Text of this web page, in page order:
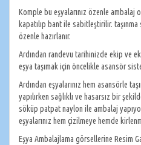
Komple bu eşyalarınız özenle ambalaj
kapatılıp bant ile sabitleştirilir.
özenle hazırlanır.
Ardından randevu tarihinizde ekip ve
eşya taşımak için öncelikle asansör
Ardından eşyalarınız hem asansörle
yapılırken sağlıklı ve hasarsız bir
söküp patpat naylon ile ambalaj
eşyalarınız hem çizilmeye hemde
Eşya Ambalajlama görsellerine Resim